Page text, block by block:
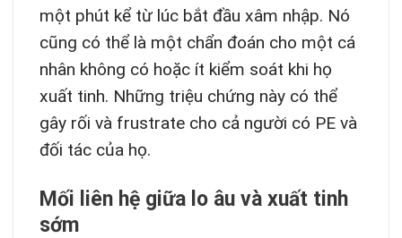
một phút kể từ lúc bắt đầu xâm nhập. Nó
cũng có thể là một chẩn đoán cho một cá
nhân không có hoặc ít kiểm soát khi họ
xuất tinh. Những triệu chứng này có thể
gây rối và frustrate cho cả người có PE và
đối tác của họ.
Mối liên hệ giữa lo âu và xuất tinh
sớm